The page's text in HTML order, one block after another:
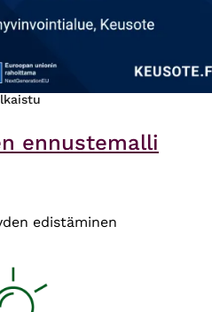
ennustemalli
edistäminen